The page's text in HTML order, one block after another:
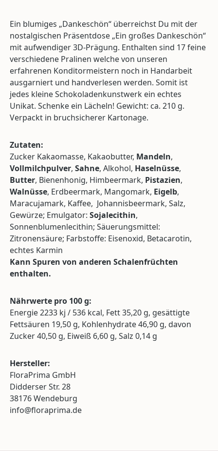
Ein blumiges „Dankeschön“ überreichst Du mit der
nostalgischen Präsentdose „Ein großes Dankeschön“
mit aufwendiger 3D-Prägung. Enthalten sind 17 feine
verschiedene Pralinen welche von unseren
erfahrenen Konditormeistern noch in Handarbeit
ausgarniert und handverlesen werden. Somit ist
jedes kleine Schokoladenkunstwerk ein echtes
Unikat. Schenke ein Lächeln! Gewicht: ca. 210 g.
Verpackt in bruchsicherer Kartonage.
Zutaten:
Zucker Kakaomasse, Kakaobutter, Mandeln,
Vollmilchpulver, Sahne, Alkohol, Haselnüsse,
Butter, Bienenhonig, Himbeermark, Pistazien,
Walnüsse, Erdbeermark, Mangomark, Eigelb,
Maracujamark, Kaffee, Johannisbeermark, Salz,
Gewürze; Emulgator: Sojalecithin,
Sonnenblumenlecithin; Säuerungsmittel:
Zitronensäure; Farbstoffe: Eisenoxid, Betacarotin,
echtes Karmin
Kann Spuren von anderen Schalenfrüchten
enthalten.
Nährwerte pro 100 g:
Energie 2233 kj / 536 kcal, Fett 35,20 g, gesättigte
Fettsäuren 19,50 g, Kohlenhydrate 46,90 g, davon
Zucker 40,50 g, Eiweiß 6,60 g, Salz 0,14 g
Hersteller:
FloraPrima GmbH
Didderser Str. 28
38176 Wendeburg
info@floraprima.de